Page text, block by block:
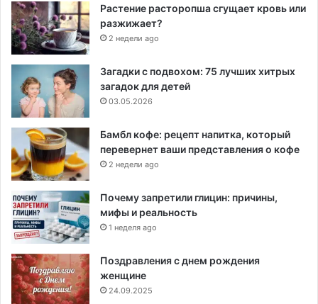
Растение расторопша сгущает кровь или
разжижает?
2 недели ago
Загадки с подвохом: 75 лучших хитрых
загадок для детей
03.05.2026
Бамбл кофе: рецепт напитка, который
перевернет ваши представления о кофе
2 недели ago
Почему запретили глицин: причины,
мифы и реальность
1 неделя ago
Поздравления с днем рождения
женщине
24.09.2025